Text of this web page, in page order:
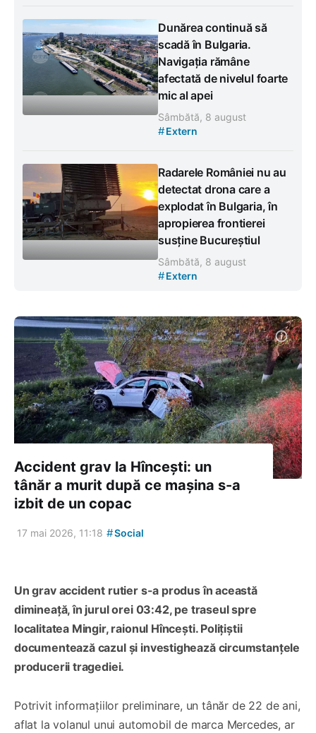
Dunărea continuă să
scadă în Bulgaria.
Navigația rămâne
afectată de nivelul foarte
mic al apei
Sâmbătă, 8 august
#Extern
Radarele României nu au
detectat drona care a
explodat în Bulgaria, în
apropierea frontierei
susține Bucureștiul
Sâmbătă, 8 august
#Extern
Accident grav la Hîncești: un
tânăr a murit după ce mașina s-a
izbit de un copac
17 mai 2026, 11:18 #Social
Un grav accident rutier s-a produs în această
dimineață, în jurul orei 03:42, pe traseul spre
localitatea Mingir, raionul Hîncești. Polițiștii
documentează cazul și investighează circumstanțele
producerii tragediei.
Potrivit informațiilor preliminare, un tânăr de 22 de ani,
aflat la volanul unui automobil de marca Mercedes, ar